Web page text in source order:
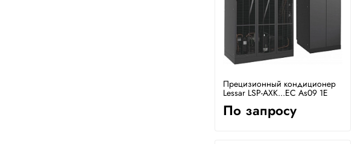
Прецизионный кондиционер
Lessar LSP-AXK...EC As09 1E
По запросу